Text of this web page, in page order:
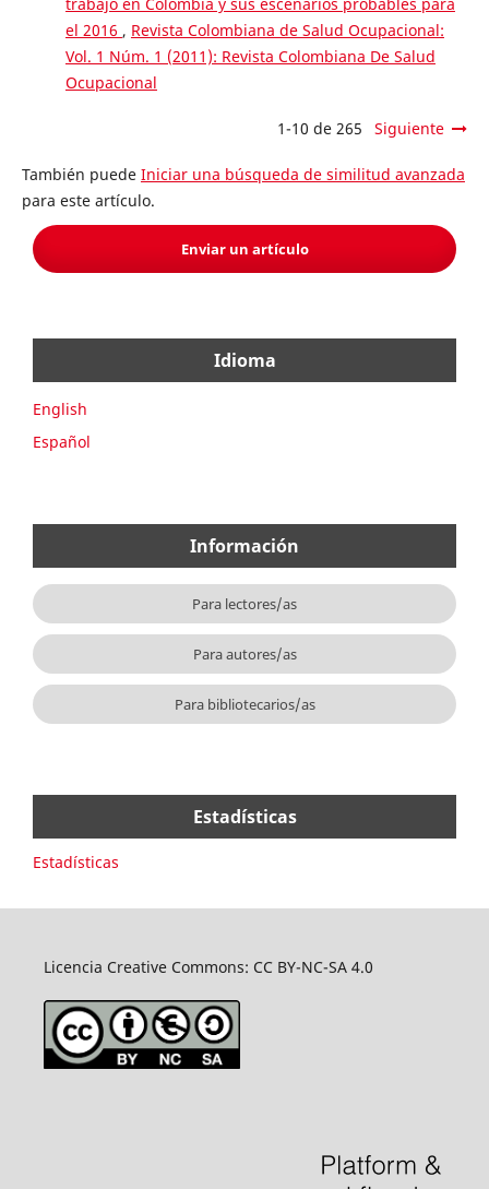
trabajo en Colombia y sus escenarios probables para
el 2016 , Revista Colombiana de Salud Ocupacional:
Vol. 1 Núm. 1 (2011): Revista Colombiana De Salud
Ocupacional
1-10 de 265 Siguiente
También puede Iniciar una búsqueda de similitud avanzada
para este artículo.
Enviar un artículo
Idioma
English
Español
Información
Para lectores/as
Para autores/as
Para bibliotecarios/as
Estadísticas
Estadísticas
Licencia Creative Commons: CC BY-NC-SA 4.0